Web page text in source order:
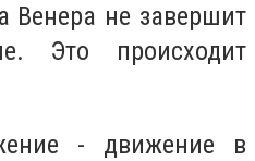
Венера не завершит
Это происходит
- движение в